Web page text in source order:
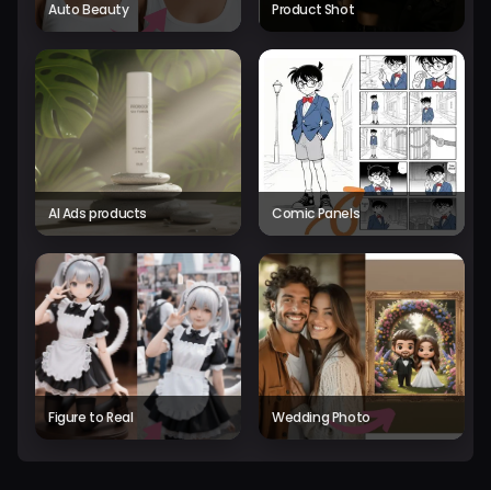
Auto Beauty Product Shot
AI Ads products Comic Panels
Figure to Real Wedding Photo